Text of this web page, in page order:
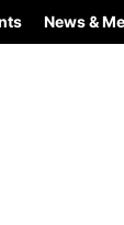
News &